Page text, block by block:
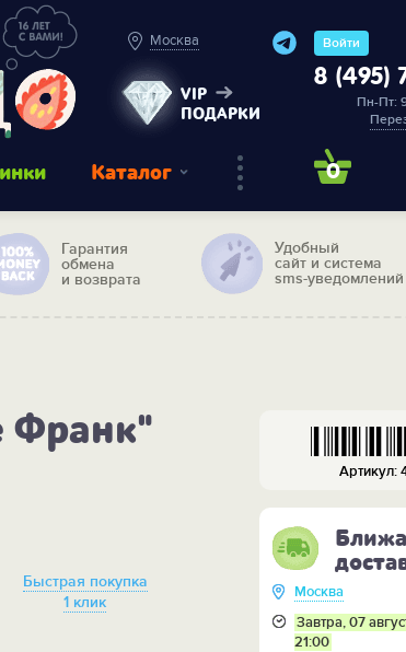
Москва
VIP
ПОДАРКИ
Войти
8 (495)
Пн-Пт:
Каталог 0
Гарантия
обмена
и возврата
Удобный
сайт и система
sms-уведомлений
Франк"
Быстрая покупка
1 клик
Артикул:
Москва
Завтра, 07
21:00